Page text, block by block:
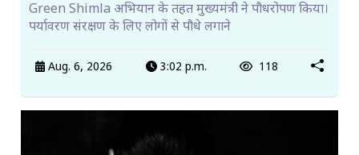
Green Shimla अभियान के तहत मुख्यमंत्री ने पौधरोपण किया।
पर्यावरण संरक्षण के लिए लोगों से पौधे लगाने
Aug. 6, 2026 3:02 p.m. 118